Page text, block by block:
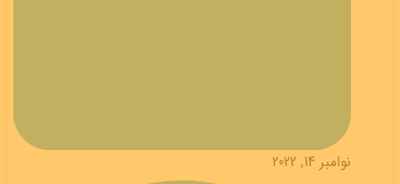
نوامبر 14, 2022